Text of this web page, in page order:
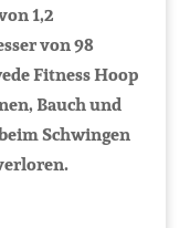
1,2
von 98
Fitness Hoop
Bauch und
Schwingen